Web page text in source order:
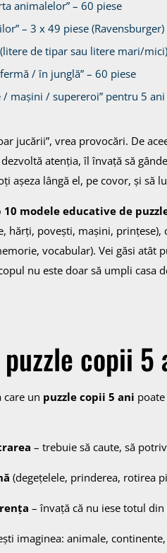
animalelor” – 60 piese
– 3 x 49 piese (Ravensburger)
de tipar sau litere mari/mici)
/ în junglă” – 60 piese
mașini / supereroi” pentru 5 ani
simple
crescătoare
– forme, culori, logică
– 60–100 piese
chiar va fi folosit
e mai mult decât o poză
jucării”, vrea provocări. De
atenția, îl învață să
așeza lângă el, pe covor, și să
10 modele educative de
hărți, povești, mașini,
vocabular). Vei găsi atât
nu este doar să umpli casa
copii
care un puzzle copii 5 ani
– trebuie să caute, să
(degețelele, prinderea, rotirea
– învață că nu iese totul
imaginea: animale,